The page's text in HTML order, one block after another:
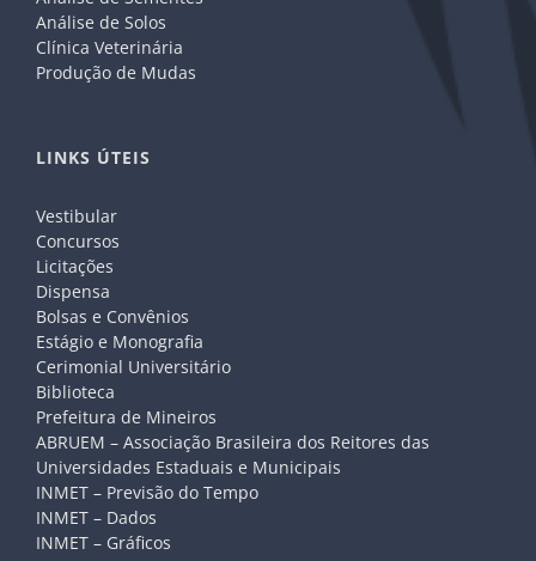
Análise de Solos
Clínica Veterinária
Produção de Mudas
LINKS ÚTEIS
Vestibular
Concursos
Licitações
Dispensa
Bolsas e Convênios
Estágio e Monografia
Cerimonial Universitário
Biblioteca
Prefeitura de Mineiros
ABRUEM – Associação Brasileira dos Reitores das
Universidades Estaduais e Municipais
INMET – Previsão do Tempo
INMET – Dados
INMET – Gráficos